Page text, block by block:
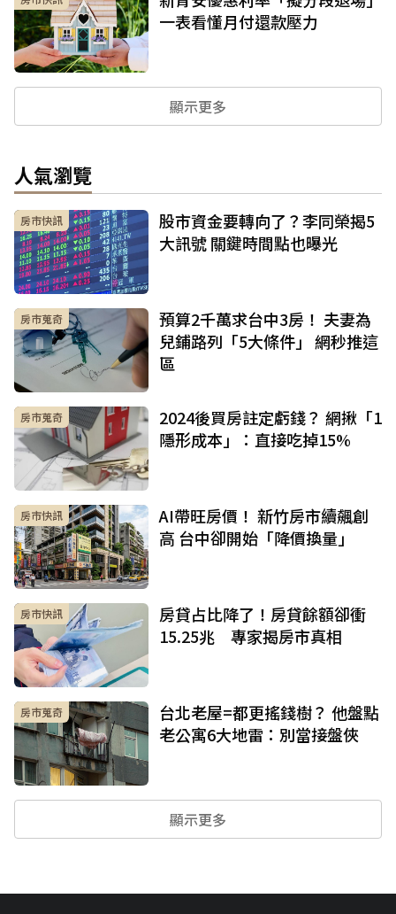
一表看懂月付還款壓力
顯示更多
人氣瀏覽
房市快訊
股市資金要轉向了？李同榮揭5
大訊號 關鍵時間點也曝光
房市蒐奇
預算2千萬求台中3房！ 夫妻為
兒鋪路列「5大條件」 網秒推這
區
房市蒐奇
2024後買房註定虧錢？ 網揪「1
隱形成本」：直接吃掉15%
房市快訊
AI帶旺房價！ 新竹房市續飆創
高 台中卻開始「降價換量」
房市快訊
房貸占比降了！房貸餘額卻衝
15.25兆 專家揭房市真相
房市蒐奇
台北老屋=都更搖錢樹？ 他盤點
老公寓6大地雷：別當接盤俠
顯示更多